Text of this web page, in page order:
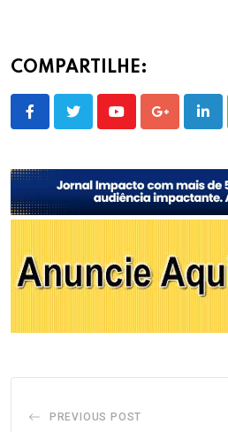
COMPARTILHE:
YoutubeGoogle+
PREVIOUS POST